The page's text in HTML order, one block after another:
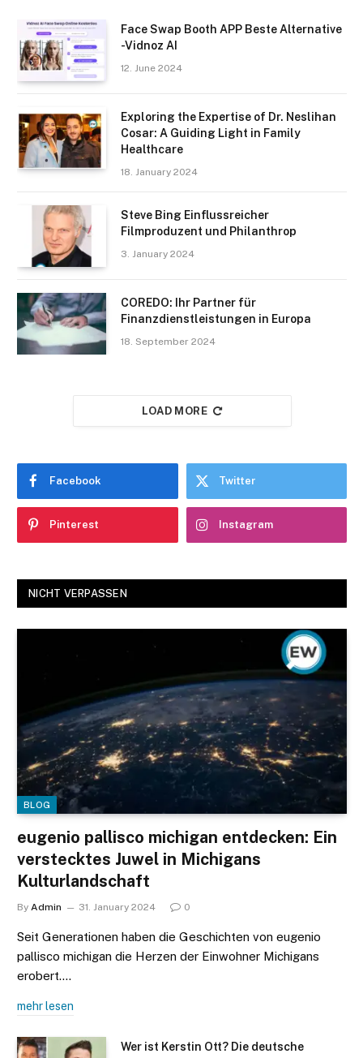
Face Swap Booth APP Beste Alternative
-Vidnoz AI
12. June 2024
Exploring the Expertise of Dr. Neslihan
Cosar: A Guiding Light in Family
Healthcare
18. January 2024
Steve Bing Einflussreicher
Filmproduzent und Philanthrop
3. January 2024
COREDO: Ihr Partner für
Finanzdienstleistungen in Europa
18. September 2024
LOAD MORE
Facebook Twitter
Pinterest Instagram
NICHT VERPASSEN
BLOG
eugenio pallisco michigan entdecken: Ein
verstecktes Juwel in Michigans
Kulturlandschaft
By Admin 31. January 2024 0
Seit Generationen haben die Geschichten von eugenio
pallisco michigan die Herzen der Einwohner Michigans
erobert.…
mehr lesen
Wer ist Kerstin Ott? Die deutsche